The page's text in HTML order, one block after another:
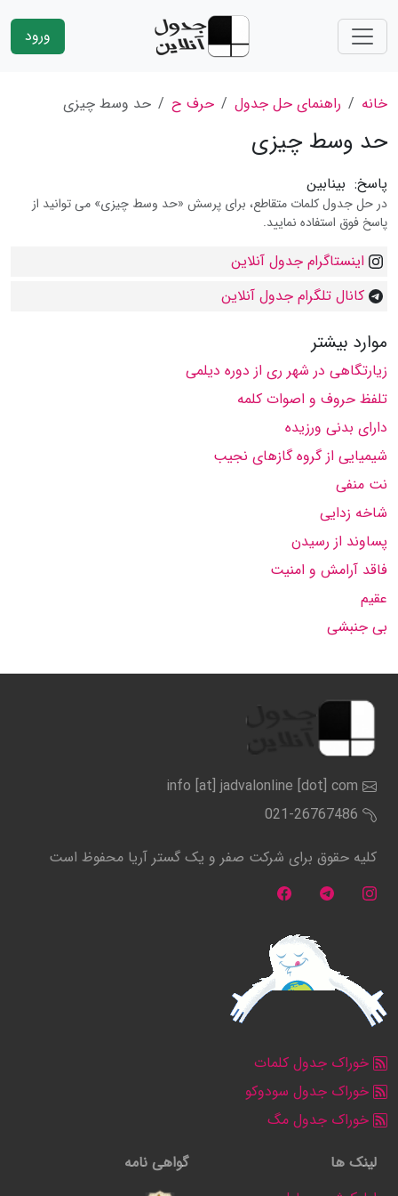
ورود
خانه راهنمای حل جدول حرف ح حد وسط چیزی
حد وسط چیزی
پاسخ: بینابین
در حل جدول کلمات متقاطع، برای پرسش «حد وسط چیزی» می توانید از
پاسخ فوق استفاده نمایید.
اینستاگرام جدول آنلاین
کانال تلگرام جدول آنلاین
موارد بیشتر
زیارتگاهی در شهر ری از دوره دیلمی
تلفظ حروف و اصوات کلمه
دارای بدنی ورزیده
شیمیایی از گروه گازهای نجیب
نت منفی
شاخه زدایی
پساوند از رسیدن
فاقد آرامش و امنیت
عقیم
بی جنبشی
info [at] jadvalonline [dot] com
021-26767486
کلیه حقوق برای شرکت صفر و یک گستر آریا محفوظ است
خوراک جدول کلمات
خوراک جدول سودوکو
خوراک جدول مگ
لینک ها
گواهی نامه